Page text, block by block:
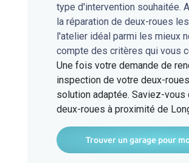
type d'intervention souhaitée.
la réparation de deux-roues
l'atelier idéal parmi les mieux
compte des critères qui vous
Une fois votre demande de
inspection de votre deux-
solution adaptée. Saviez-
deux-roues à proximité de
Trouver un garage pour